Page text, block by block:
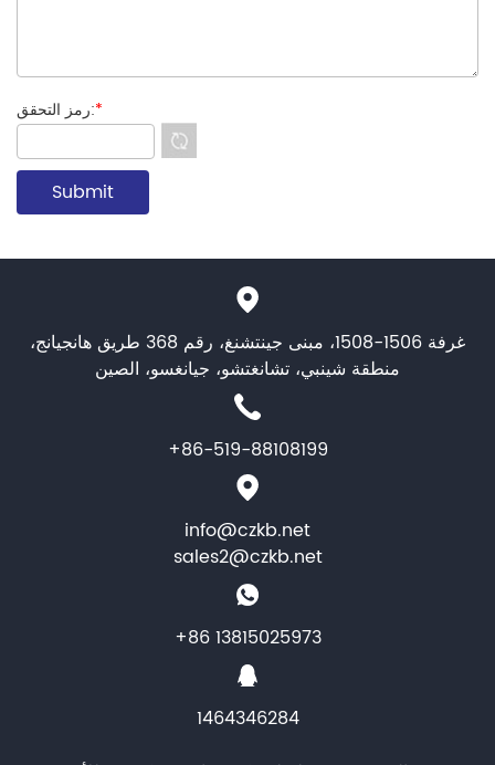
رمز التحقق:*
غرفة 1506-1508، مبنى جينتشنغ، رقم 368 طريق هانجيانج،
منطقة شينبي، تشانغتشو، جيانغسو، الصين
+86-519-88108199
info@czkb.net
sales2@czkb.net
+86 13815025973
1464346284